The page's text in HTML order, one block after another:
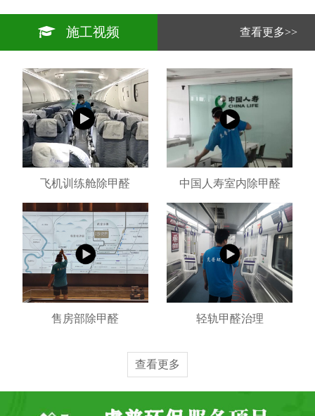
查看更多>>
施工视频
飞机训练舱除甲醛 中国人寿室内除甲醛
售房部除甲醛 轻轨甲醛治理
查看更多